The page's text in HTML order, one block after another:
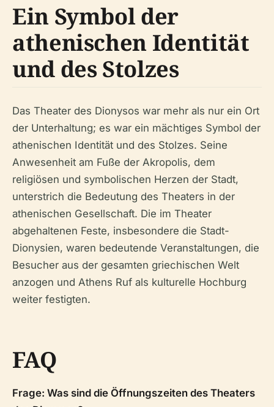
Ein Symbol der
athenischen Identität
und des Stolzes
Das Theater des Dionysos war mehr als nur ein Ort
der Unterhaltung; es war ein mächtiges Symbol der
athenischen Identität und des Stolzes. Seine
Anwesenheit am Fuße der Akropolis, dem
religiösen und symbolischen Herzen der Stadt,
unterstrich die Bedeutung des Theaters in der
athenischen Gesellschaft. Die im Theater
abgehaltenen Feste, insbesondere die Stadt-
Dionysien, waren bedeutende Veranstaltungen, die
Besucher aus der gesamten griechischen Welt
anzogen und Athens Ruf als kulturelle Hochburg
weiter festigten.
FAQ
Frage: Was sind die Öffnungszeiten des Theaters